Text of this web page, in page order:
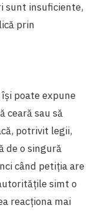
sunt insuficiente,
prin
poate expune
ceară sau să
potrivit legii,
de o singură
când petiția are
simt o
reacționa mai